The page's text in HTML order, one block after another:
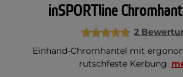
inSPORTline
2
Einhand-Chromhantel mit
rutschfeste Kerbung.